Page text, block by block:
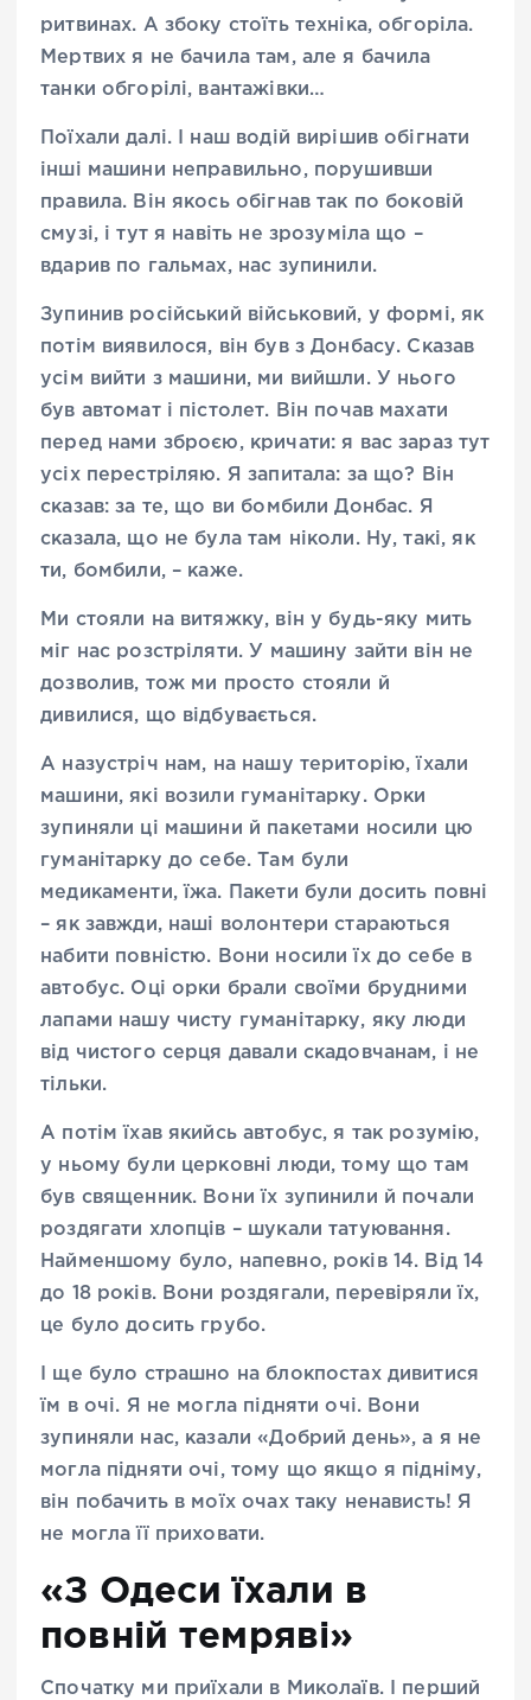
ритвинах. А збоку стоїть техніка, обгоріла.
Мертвих я не бачила там, але я бачила
танки обгорілі, вантажівки…
Поїхали далі. І наш водій вирішив обігнати
інші машини неправильно, порушивши
правила. Він якось обігнав так по боковій
смузі, і тут я навіть не зрозуміла що –
вдарив по гальмах, нас зупинили.
Зупинив російський військовий, у формі, як
потім виявилося, він був з Донбасу. Сказав
усім вийти з машини, ми вийшли. У нього
був автомат і пістолет. Він почав махати
перед нами зброєю, кричати: я вас зараз тут
усіх перестріляю. Я запитала: за що? Він
сказав: за те, що ви бомбили Донбас. Я
сказала, що не була там ніколи. Ну, такі, як
ти, бомбили, – каже.
Ми стояли на витяжку, він у будь-яку мить
міг нас розстріляти. У машину зайти він не
дозволив, тож ми просто стояли й
дивилися, що відбувається.
А назустріч нам, на нашу територію, їхали
машини, які возили гуманітарку. Орки
зупиняли ці машини й пакетами носили цю
гуманітарку до себе. Там були
медикаменти, їжа. Пакети були досить повні
– як завжди, наші волонтери стараються
набити повністю. Вони носили їх до себе в
автобус. Оці орки брали своїми брудними
лапами нашу чисту гуманітарку, яку люди
від чистого серця давали скадовчанам, і не
тільки.
А потім їхав якийсь автобус, я так розумію,
у ньому були церковні люди, тому що там
був священник. Вони їх зупинили й почали
роздягати хлопців – шукали татуювання.
Найменшому було, напевно, років 14. Від 14
до 18 років. Вони роздягали, перевіряли їх,
це було досить грубо.
І ще було страшно на блокпостах дивитися
їм в очі. Я не могла підняти очі. Вони
зупиняли нас, казали «Добрий день», а я не
могла підняти очі, тому що якщо я підніму,
він побачить в моїх очах таку ненависть! Я
не могла її приховати.
«З Одеси їхали в
повній темряві»
Спочатку ми приїхали в Миколаїв. І перший